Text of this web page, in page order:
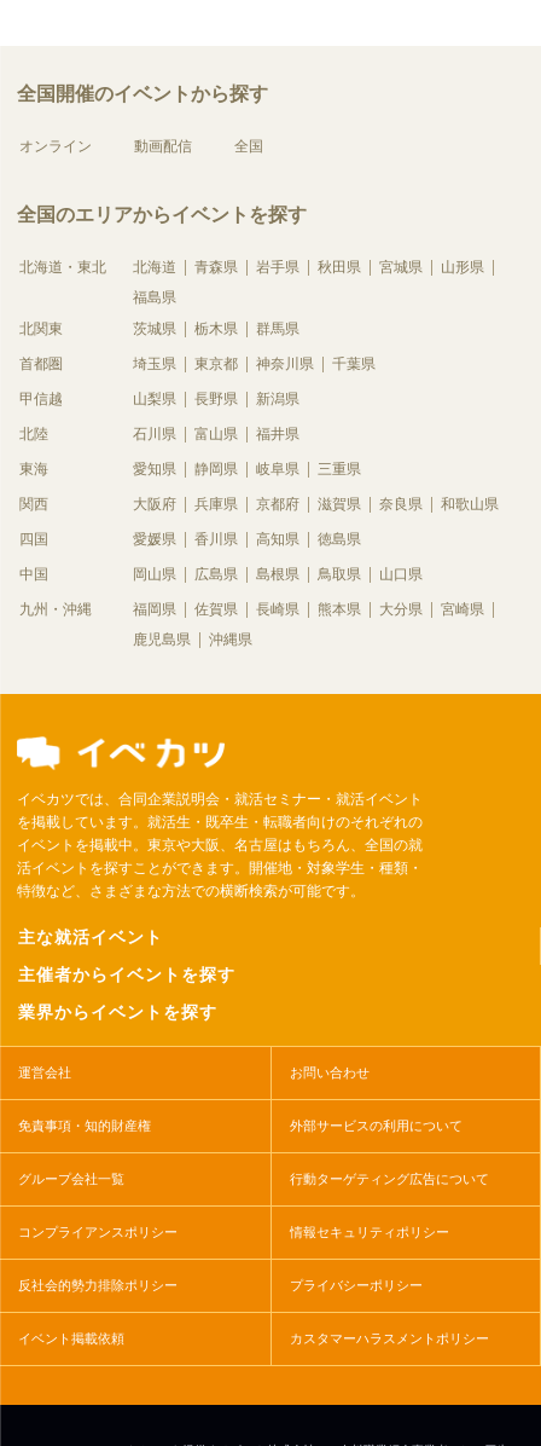
全国開催のイベントから探す
オンライン 動画配信 全国
全国のエリアからイベントを探す
北海道・東北 北海道 青森県 岩手県 秋田県 宮城県
山形県
福島県
北関東
茨城県 栃木県 群馬県
首都圏 埼玉県 東京都 神奈川県 千葉県
甲信越 山梨県 長野県 新潟県
北陸 石川県 富山県 福井県
東海 愛知県 静岡県 岐阜県 三重県
関西 大阪府 兵庫県 京都府 滋賀県 奈良県 和歌山県
四国 愛媛県 香川県 高知県 徳島県
中国 岡山県 広島県 島根県 鳥取県 山口県
九州・沖縄 福岡県 佐賀県 長崎県 熊本県 大分県
宮崎県
鹿児島県
沖縄県
イベカツでは、合同企業説明会・就活セミナー・就活イベント
を掲載しています。就活生・既卒生・転職者向けのそれぞれの
イベントを掲載中。東京や大阪、名古屋はもちろん、全国の就
活イベントを探すことができます。開催地・対象学生・種類・
特徴など、さまざまな方法での横断検索が可能です。
主な就活イベント
主催者からイベントを探す
業界からイベントを探す
運営会社 お問い合わせ
免責事項・知的財産権 外部サービスの利用について
グループ会社一覧 行動ターゲティング広告について
コンプライアンスポリシー 情報セキュリティポリシー
反社会的勢力排除ポリシー プライバシーポリシー
イベント掲載依頼 カスタマーハラスメントポリシー